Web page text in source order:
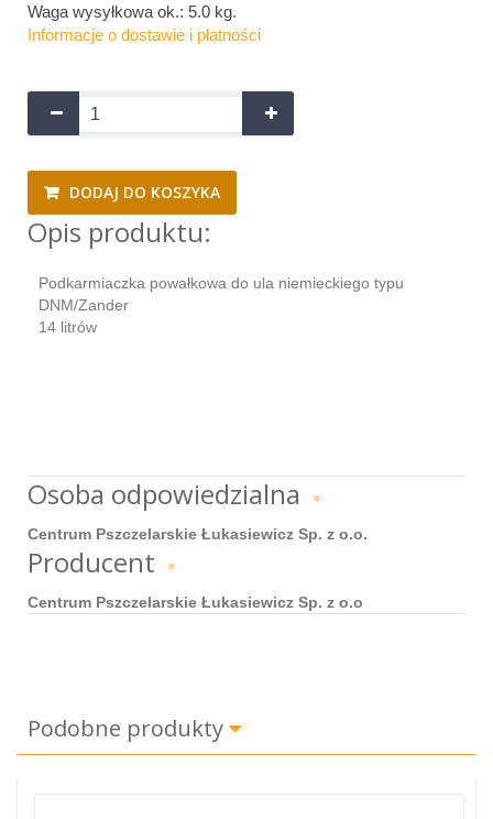
Waga wysyłkowa ok.: 5.0 kg.
Informacje o dostawie i płatności
DODAJ DO KOSZYKA
Opis produktu:
Podkarmiaczka powałkowa do ula niemieckiego typu
DNM/Zander
14 litrów
Osoba odpowiedzialna »
Centrum Pszczelarskie Łukasiewicz Sp. z o.o.
Producent »
Centrum Pszczelarskie Łukasiewicz Sp. z o.o
Podobne produkty